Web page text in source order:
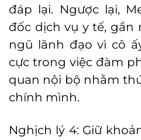
đáp lại. Ngược lại,
đốc dịch vụ y tế, gần
ngũ lãnh đạo vì cô
cực trong việc đàm
quan nội bộ nhằm
chính mình.
Nghịch lý 4: Giữ